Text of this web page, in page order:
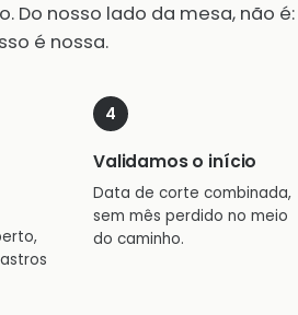
nosso lado da mesa, não é:
é nossa.
Validamos o início
Data de corte combinada,
sem mês perdido no meio
do caminho.